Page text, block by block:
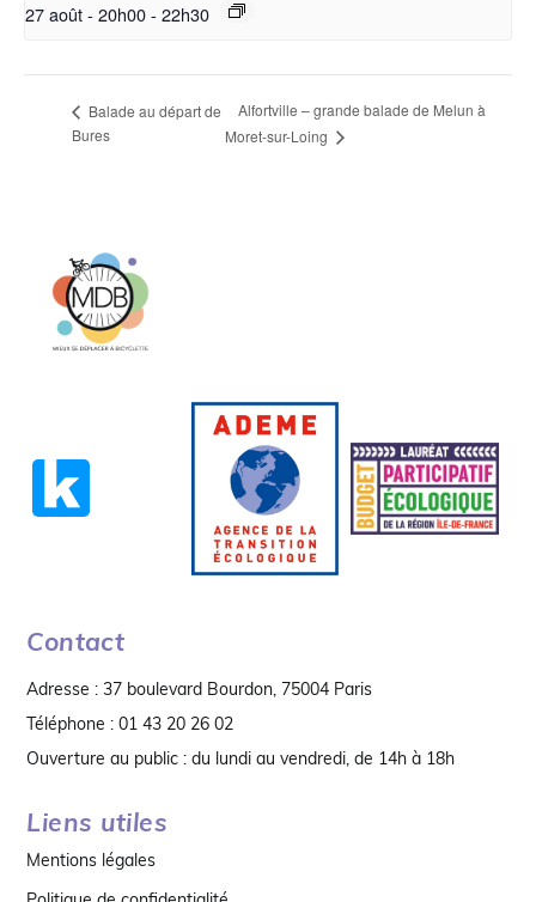
27 août - 20h00- 22h30
Balade au départ de
Bures
Alfortville – grande balade de Melun à
Moret-sur-Loing
Contact
Adresse : 37 boulevard Bourdon, 75004 Paris
Téléphone : 01 43 20 26 02
Ouverture au public : du lundi au vendredi, de 14h à 18h
Liens utiles
Mentions légales